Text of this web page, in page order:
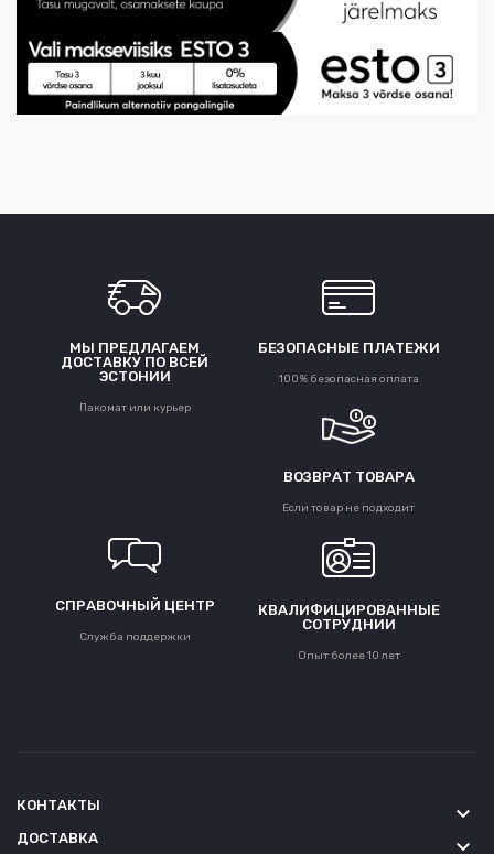
МЫ ПРЕДЛАГАЕМ
ДОСТАВКУ ПО ВСЕЙ
ЭСТОНИИ
Пакомат или курьер
БЕЗОПАСНЫЕ ПЛАТЕЖИ
100% безопасная оплата
ВОЗВРАТ ТОВАРА
Если товар не подходит
СПРАВОЧНЫЙ ЦЕНТР
Служба поддержки
КВАЛИФИЦИРОВАННЫЕ
СОТРУДНИИ
Опыт более 10 лет
КОНТАКТЫ keyboard_arrow_down
ДОСТАВКА keyboard_arrow_down